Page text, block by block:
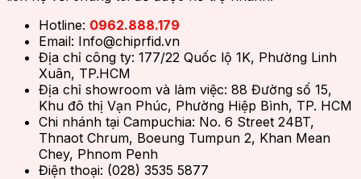
Hotline: 0962.888.179
Email: Info@chiprfid.vn
Địa chỉ công ty: 177/22 Quốc lộ 1K, Phường Linh
Xuân, TP.HCM
Địa chỉ showroom và làm việc: 88 Đường số 15,
Khu đô thị Vạn Phúc, Phường Hiệp Bình, TP. HCM
Chi nhánh tại Campuchia: No. 6 Street 24BT,
Thnaot Chrum, Boeung Tumpun 2, Khan Mean
Chey, Phnom Penh
Điện thoại: (028) 3535 5877